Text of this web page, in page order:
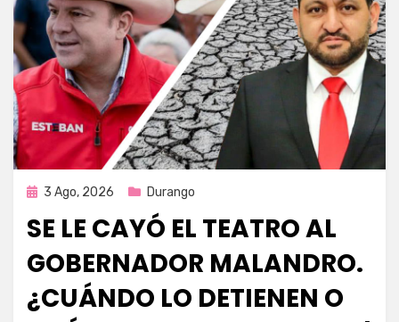
Publicada
3 Ago, 2026 Durango
SE LE CAYÓ EL TEATRO AL
GOBERNADOR MALANDRO.
¿CUÁNDO LO DETIENEN O